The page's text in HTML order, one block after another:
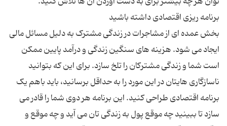
بخش عمده ای از مشاجرات در زندگی مشترک به دلیل مسائل مالی
ایجاد می شود. هزینه های سنگین زندگی و درآمد پایین ممکن
است شما و زندگی مشترکان را تلخ سازد. برای این که بتوانید
ناسازگاری هایتان در این مورد را به حداقل برسانید، باید باهم یک
برنامه اقتصادی طراحی کنید. این برنامه هر دوی شما را قادر می
سازد تا ببینید چه موقع پول به زندگی تان می آید و چه موقع و